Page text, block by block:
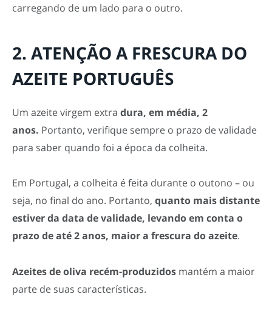
carregando de um lado para o outro.
2. ATENÇÃO A FRESCURA DO
AZEITE PORTUGUÊS
Um azeite virgem extra dura, em média, 2
anos. Portanto, verifique sempre o prazo de validade
para saber quando foi a época da colheita.
Em Portugal, a colheita é feita durante o outono – ou
seja, no final do ano. Portanto, quanto mais distante
estiver da data de validade, levando em conta o
prazo de até 2 anos, maior a frescura do azeite.
Azeites de oliva recém-produzidos mantém a maior
parte de suas características.